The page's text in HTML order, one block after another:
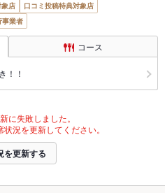
象店
口コミ投稿特典対象店
事業者
コース
！！
に失敗しました。
況を更新してください。
を更新する